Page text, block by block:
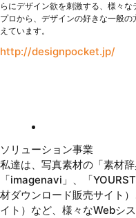
らにデザイン欲を刺激する、様々
プロから、デザインの好きな一般
えています。
http://designpocket.jp/
ソリューション事業
私達は、写真素材の「素材
「imagenavi」、「
材ダウンロード販売サイト
イト）など、様々なWebシ